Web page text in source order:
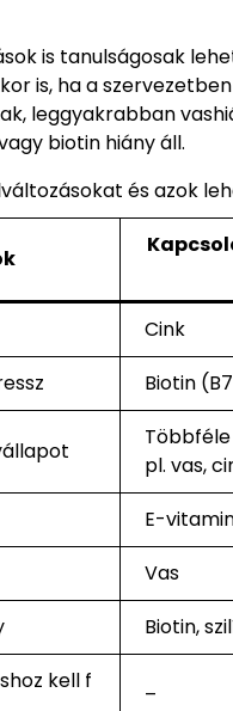
is tanulságosak
is, ha a
leggyakrabban
biotin hiány áll.
és azok
Cink
Biotin
pl. vas,
E-
Vas
Biotin,
kell f
–